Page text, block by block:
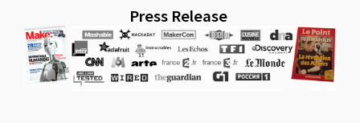
Press Release